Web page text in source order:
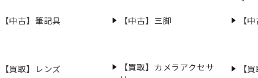
【中古】筆記具 【中古】三脚 【
【買取】レンズ
【買取】カメラアクセサ
【